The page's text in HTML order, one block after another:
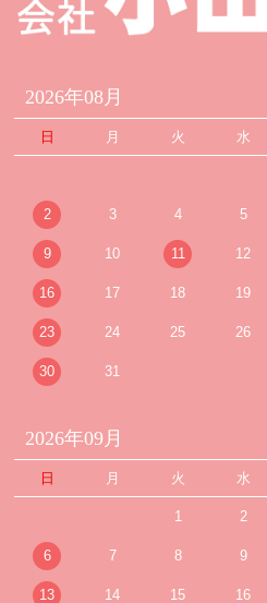
2026年08月
日 月 火 水
2 3 4 5
9 10 11 12
16 17 18 19
23 24 25 26
30 31
2026年09月
日 月 火 水
1 2
6 7 8 9
13 14 15 16